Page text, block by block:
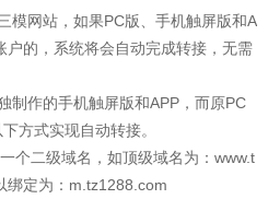
模网站，如果PC版、手机触屏版和A
户的，系统将会自动完成转接，无需
制作的手机触屏版和APP，而原PC
方式实现自动转接。
个二级域名，如顶级域名为： www.t
绑定为：m.tz1288.com